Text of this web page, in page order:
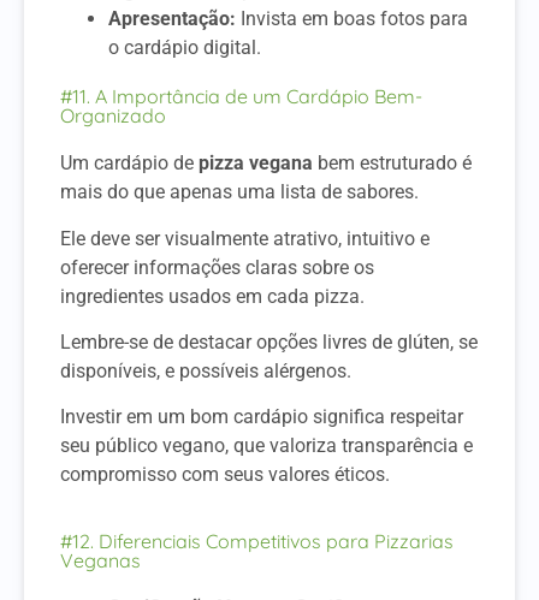
Apresentação: Invista em boas fotos para
o cardápio digital.
#11. A Importância de um Cardápio Bem-
Organizado
Um cardápio de pizza vegana bem estruturado é
mais do que apenas uma lista de sabores.
Ele deve ser visualmente atrativo, intuitivo e
oferecer informações claras sobre os
ingredientes usados em cada pizza.
Lembre-se de destacar opções livres de glúten, se
disponíveis, e possíveis alérgenos.
Investir em um bom cardápio significa respeitar
seu público vegano, que valoriza transparência e
compromisso com seus valores éticos.
#12. Diferenciais Competitivos para Pizzarias
Veganas